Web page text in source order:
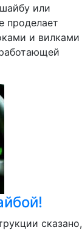
или
проделает
и вилками
сказано,